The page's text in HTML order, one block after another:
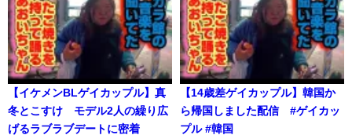
【イケメンBLゲイカップル】真
冬とこすけ モデル2人の繰り広
げるラブラブデートに密着
【14歳差ゲイカップル】韓国か
ら帰国しました配信 #ゲイカッ
プル #韓国